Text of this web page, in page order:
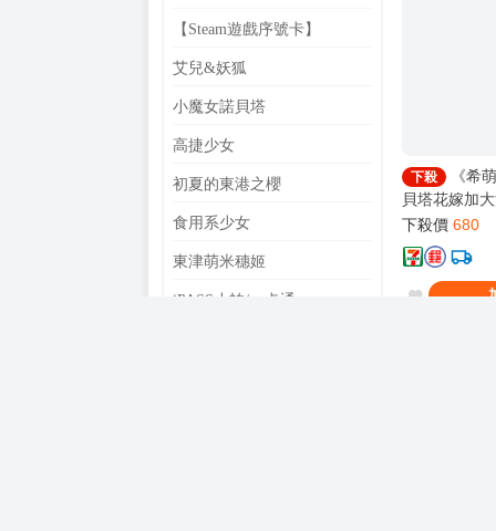
【Steam遊戲序號卡】
艾兒&妖狐
小魔女諾貝塔
高捷少女
初夏的東港之櫻
食用系少女
東津萌米穗姬
iPASS小帕/一卡通
下殺 《希
貝塔花嫁加
量★送【諾貝
下殺價 680